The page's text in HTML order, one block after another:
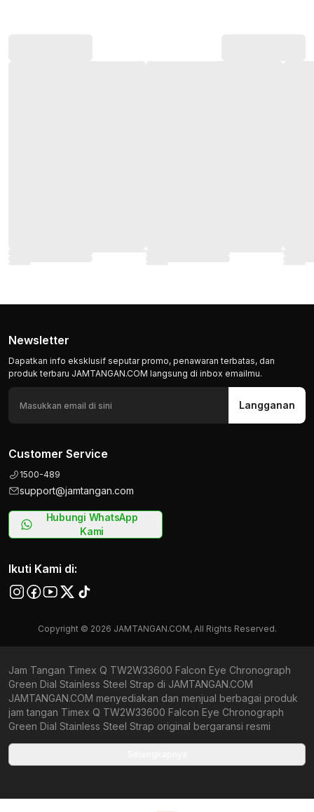
Newsletter
Dapatkan info eksklusif seputar promo, penawaran terbatas, dan
produk terbaru JAMTANGAN.COM langsung di inbox emailmu.
Langganan
Customer Service
1500-489
support@jamtangan.com
Hubungi WhatsApp
Kami
Ikuti Kami di:
Copyright © 2026 JAMTANGAN.COM, All Rights Reserved.
Jam Tangan Timex Q TW2W33600 Falcon Eye Chronograph
Green Dial Stainless Steel Strap di JAMTANGAN.COM
JAMTANGAN.COM menyediakan dan menjual berbagai produk
jam tangan Timex Q TW2W33600 Falcon Eye Chronograph
Green Dial Stainless Steel Strap original bergaransi resmi
pelanggan. JAMTANGAN.COM menjamin produk-produk yang
tinggi, dan memiliki harga yang lebih terjangkau dari toko online